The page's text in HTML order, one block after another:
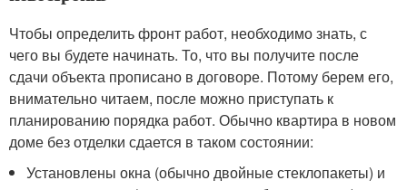
Чтобы определить фронт работ, необходимо знать, с
чего вы будете начинать. То, что вы получите после
сдачи объекта прописано в договоре. Потому берем его,
внимательно читаем, после можно приступать к
планированию порядка работ. Обычно квартира в новом
доме без отделки сдается в таком состоянии:
Установлены окна (обычно двойные стеклопакеты) и